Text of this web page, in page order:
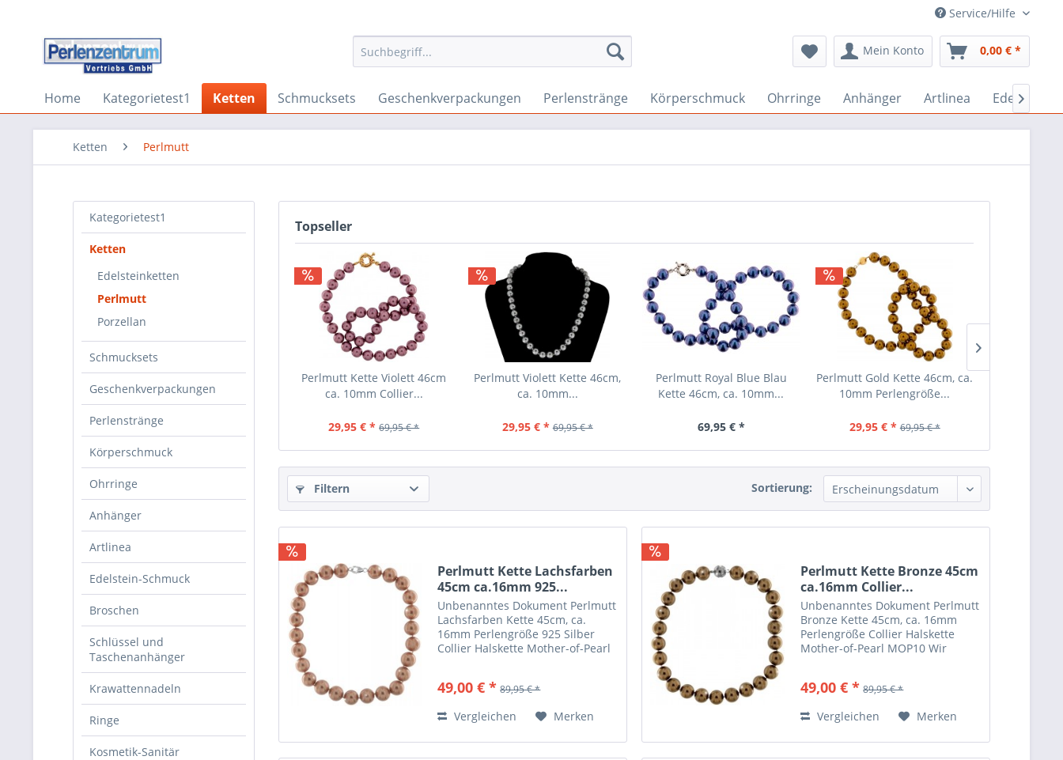
Service/Hilfe
Mein Konto 0,00 € *
Home Kategorietest1 Ketten Schmucksets Geschenkverpackungen Perlenstränge Körperschmuck Ohrringe Anhänger Artlinea Edelstein-

Ketten Perlmutt
Kategorietest1
Ketten
Edelsteinketten
Perlmutt
Porzellan
Schmucksets
Geschenkverpackungen
Perlenstränge
Körperschmuck
Ohrringe
Anhänger
Artlinea
Edelstein-Schmuck
Broschen
Schlüssel und
Taschenanhänger
Krawattennadeln
Ringe
Kosmetik-Sanitär
Topseller
Perlmutt Kette Violett 46cm
ca. 10mm Collier...
29,95 € * 69,95 € *
Perlmutt Violett Kette 46cm,
ca. 10mm...
29,95 € * 69,95 € *
Perlmutt Royal Blue Blau
Kette 46cm, ca. 10mm...
69,95 € *
Perlmutt Gold Kette 46cm, ca.
10mm Perlengröße...
29,95 € * 69,95 € *
Filtern Sortierung:
Perlmutt Kette Lachsfarben
45cm ca.16mm 925...
Unbenanntes Dokument Perlmutt
Lachsfarben Kette 45cm, ca.
16mm Perlengröße 925 Silber
Collier Halskette Mother-of-Pearl
eigenen Wünschen herstellen.
49,00 € * 89,95 € *
Vergleichen Merken
Perlmutt Kette Bronze 45cm
ca.16mm Collier...
Unbenanntes Dokument Perlmutt
Bronze Kette 45cm, ca. 16mm
Perlengröße Collier Halskette
Mother-of-Pearl MOP10 Wir
herstellen. Hier eine besondere
49,00 € * 89,95 € *
Vergleichen Merken